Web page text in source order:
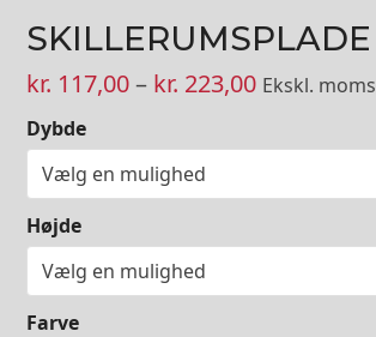
SKILLERUMSPLADE
kr. 117,00 – kr. 223,00Prisinterval:
til
kr. 223,00
Ekskl. moms
Dybde
Højde
Farve